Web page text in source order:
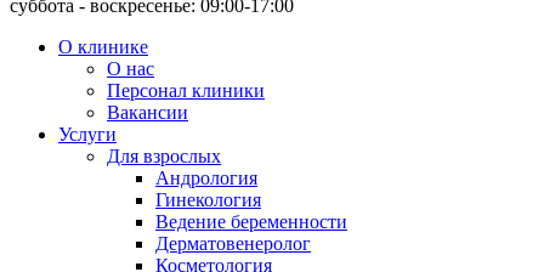
суббота - воскресенье: 09:00-17:00
О клинике
О нас
Персонал клиники
Вакансии
Услуги
Для взрослых
Андрология
Гинекология
Ведение беременности
Дерматовенеролог
Косметология